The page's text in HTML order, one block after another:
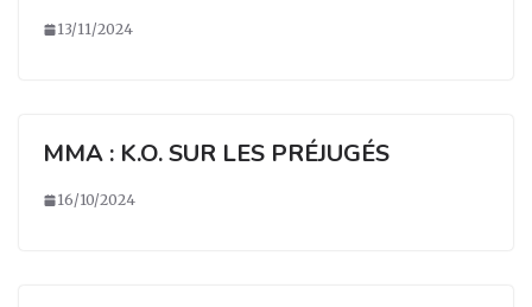
13/11/2024
MMA : K.O. SUR LES PRÉJUGÉS
16/10/2024